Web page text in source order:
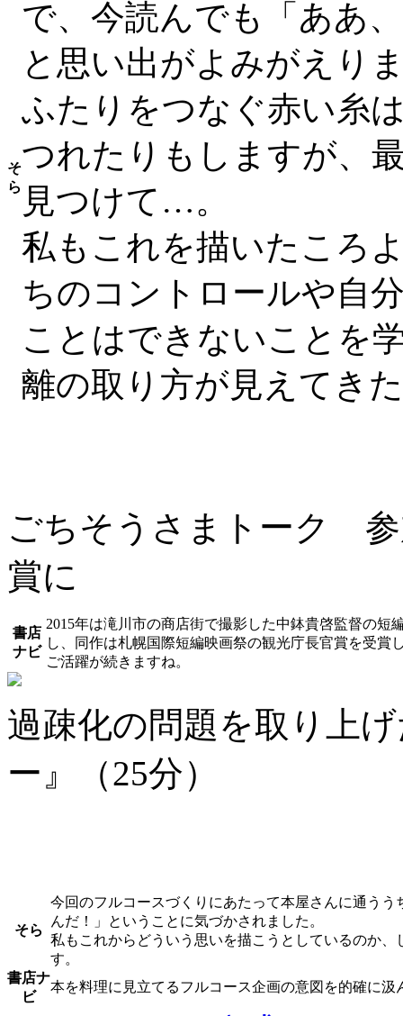
そ
ら
で、今読んでも「ああ
と思い出がよみがえり
ふたりをつなぐ赤い糸
つれたりもしますが、
見つけて…。
私もこれを描いたころ
ちのコントロールや自
ことはできないことを
離の取り方が見えてき
ごちそうさまトーク 参
賞に
書店
ナビ
2015年は滝川市の商店街で撮影した中鉢貴啓監督の
し、同作は札幌国際短編映画祭の観光庁長官賞を受賞
ご活躍が続きますね。
過疎化の問題を取り上
ー』（25分）
そら
今回のフルコースづくりにあたって本屋さんに通う
んだ！」ということに気づかされました。
私もこれからどういう思いを描こうとしているのか
す。
書店ナ
ビ
本を料理に見立てるフルコース企画の意図を的確に